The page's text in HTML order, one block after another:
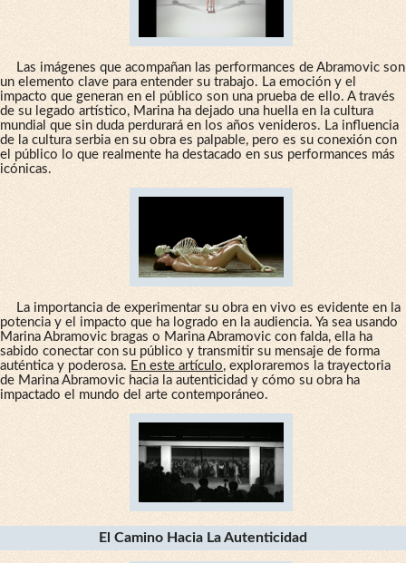
Las imágenes que acompañan las performances de Abramovic son
un elemento clave para entender su trabajo. La emoción y el
impacto que generan en el público son una prueba de ello. A través
de su legado artístico, Marina ha dejado una huella en la cultura
mundial que sin duda perdurará en los años venideros. La influencia
de la cultura serbia en su obra es palpable, pero es su conexión con
el público lo que realmente ha destacado en sus performances más
icónicas.
La importancia de experimentar su obra en vivo es evidente en la
potencia y el impacto que ha logrado en la audiencia. Ya sea usando
Marina Abramovic bragas o Marina Abramovic con falda, ella ha
sabido conectar con su público y transmitir su mensaje de forma
auténtica y poderosa. En este artículo, exploraremos la trayectoria
de Marina Abramovic hacia la autenticidad y cómo su obra ha
impactado el mundo del arte contemporáneo.
El Camino Hacia La Autenticidad